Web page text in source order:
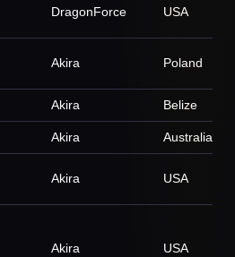
DragonForce USA
Akira Poland
Akira Belize
Akira Australia
Akira USA
Akira USA